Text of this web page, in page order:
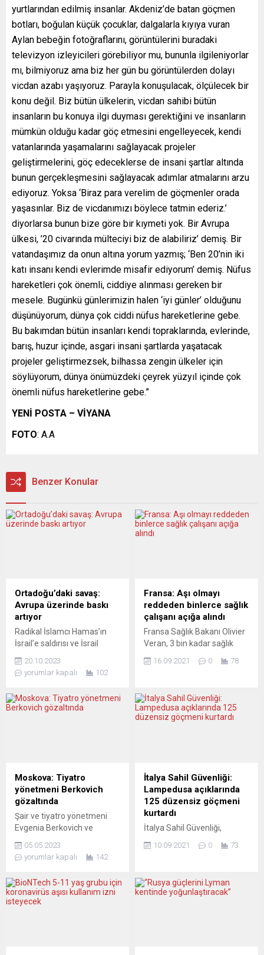
yurtlarından edilmiş insanlar. Akdeniz’de batan göçmen
botları, boğulan küçük çocuklar, dalgalarla kıyıya vuran
Aylan bebeğin fotoğraflarını, görüntülerini buradaki
televizyon izleyicileri görebiliyor mu, bununla ilgileniyorlar
mı, bilmiyoruz ama biz her gün bu görüntülerden dolayı
vicdan azabı yaşıyoruz. Parayla konuşulacak, ölçülecek bir
konu değil. Biz bütün ülkelerin, vicdan sahibi bütün
insanların bu konuya ilgi duyması gerektiğini ve insanların
mümkün olduğu kadar göç etmesini engelleyecek, kendi
vatanlarında yaşamalarını sağlayacak projeler
geliştirmelerini, göç edeceklerse de insani şartlar altında
bunun gerçekleşmesini sağlayacak adımlar atmalarını arzu
ediyoruz. Yoksa ‘Biraz para verelim de göçmenler orada
yaşasınlar. Biz de vicdanımızı böylece tatmin ederiz.’
diyorlarsa bunun bize göre bir kıymeti yok. Bir Avrupa
ülkesi, ’20 civarında mülteciyi biz de alabiliriz’ demiş. Bir
vatandaşımız da onun altına yorum yazmış; ‘Ben 20’nin iki
katı insanı kendi evlerimde misafir ediyorum’ demiş. Nüfus
hareketleri çok önemli, ciddiye alınması gereken bir
mesele. Bugünkü günlerimizin halen ‘iyi günler’ olduğunu
düşünüyorum, dünya çok ciddi nüfus hareketlerine gebe.
Bu bakımdan bütün insanları kendi topraklarında, evlerinde,
barış, huzur içinde, asgari insani şartlarda yaşatacak
projeler geliştirmezsek, bilhassa zengin ülkeler için
söylüyorum, dünya önümüzdeki çeyrek yüzyıl içinde çok
önemli nüfus hareketlerine gebe.”
YENİ POSTA – VİYANA
FOTO: A.A
Benzer Konular
Ortadoğu’daki savaş:
Avrupa üzerinde baskı
artıyor
Radikal İslamcı Hamas’ın
İsrail’e saldırısı ve İsrail
yanıt dolayısıyla pek çok kişi
bölgede gerilimin daha da
ediyor. AB, hızla ve net bir
tutum sergileme baskısı
gözler önüne seriyor. LE
MONDE (Fransa) Brüksel...
20.10.2023
yorumlar kapalı
102
Fransa: Aşı olmayı
reddeden binlerce sağlık
çalışanı açığa alındı
Fransa Sağlık Bakanı Olivier
Veran, 3 bin kadar sağlık
koronavirüs (Covid-19)
açıkladı. Olivier Veran, RTL
radyosunda yaptığı
söyledi. Covid-19 aşısı
olmayı reddeden 3 bin kadar
sağlık çalışanının açığa
alındığını ifade eden...
16.09.2021 0 78
Moskova: Tiyatro
yönetmeni Berkovich
gözaltında
Şair ve tiyatro yönetmeni
Evgenia Berkovich ve
Petrijchuk, Moskova’da
gözaltına alındı. Finist –
sahnelenen oyunda, Rus
kadınların IŞİD’lilerle sanal
05.05.2023
yorumlar kapalı
142
İtalya Sahil Güvenliği:
Lampedusa açıklarında
125 düzensiz göçmeni
kurtardı
İtalya Sahil Güvenliği,
açıklarındaki kayalıklara
Sahil Güvenlik
Komutanlığından yapılan
10.09.2021 0 73